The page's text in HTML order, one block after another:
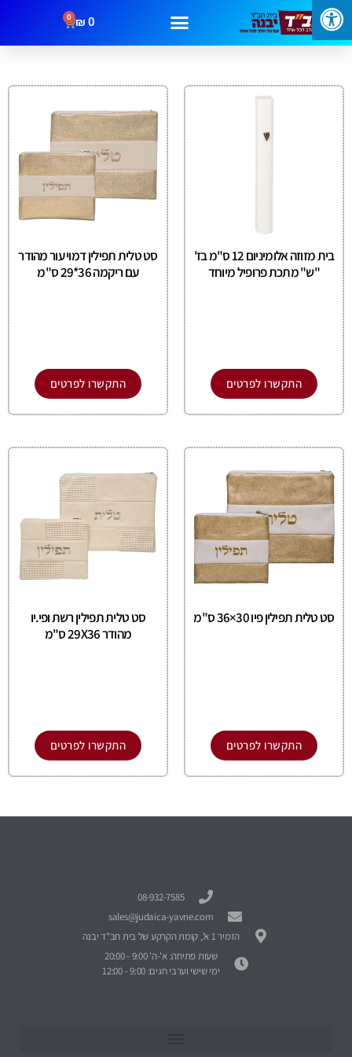
0
₪
0
בית מזוזה אלומיניום 12 ס"מ בז'
"ש" מתכת פרופיל מיוחד
התקשרו לפרטים
סט טלית תפילין דמוי עור מהודר
עם ריקמה 36*29 ס"מ
התקשרו לפרטים
סט טלית תפילין פיו 30×36 ס"מ
התקשרו לפרטים
סט טלית תפילין רשת ופי.יו
מהודר 29X36 ס"מ
התקשרו לפרטים
08-932-7585
sales@judaica-yavne.com
הזמיר 1 א', קומת הקרקע של בית חב"ד יבנה
שעות פתיחה: א'-ה' 9:00 - 20:00
ימי שישי וערבי חגים: 9:00 - 12:00